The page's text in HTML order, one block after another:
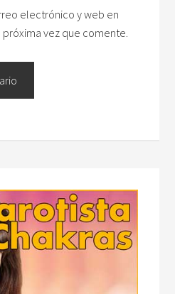
electrónico y web en
vez que comente.